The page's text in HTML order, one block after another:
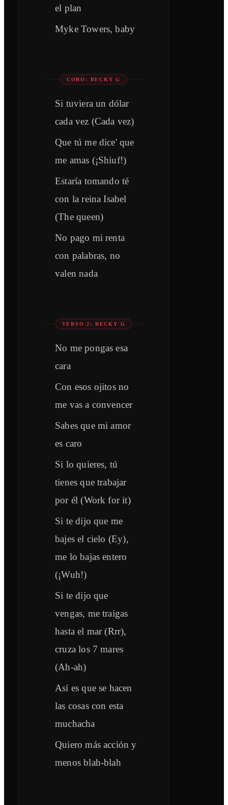
el plan
Myke Towers, baby
CORO: BECKY G
Si tuviera un dólar
cada vez (Cada vez)
Que tú me dice' que
me amas (¡Shiuf!)
Estaría tomando té
con la reina Isabel
(The queen)
No pago mi renta
con palabras, no
valen nada
VERSO 2: BECKY G
No me pongas esa
cara
Con esos ojitos no
me vas a convencer
Sabes que mi amor
es caro
Si lo quieres, tú
tienes que trabajar
por él (Work for it)
Si te dijo que me
bajes el cielo (Ey),
me lo bajas entero
(¡Wuh!)
Si te dijo que
vengas, me traigas
hasta el mar (Rrr),
cruza los 7 mares
(Ah-ah)
Así es que se hacen
las cosas con esta
muchacha
Quiero más acción y
menos blah-blah